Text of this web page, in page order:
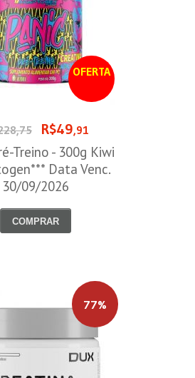
OFERTA
R$49,91
Treino - 300g Kiwi
Data Venc.
30/09/2026
COMPRAR
77%